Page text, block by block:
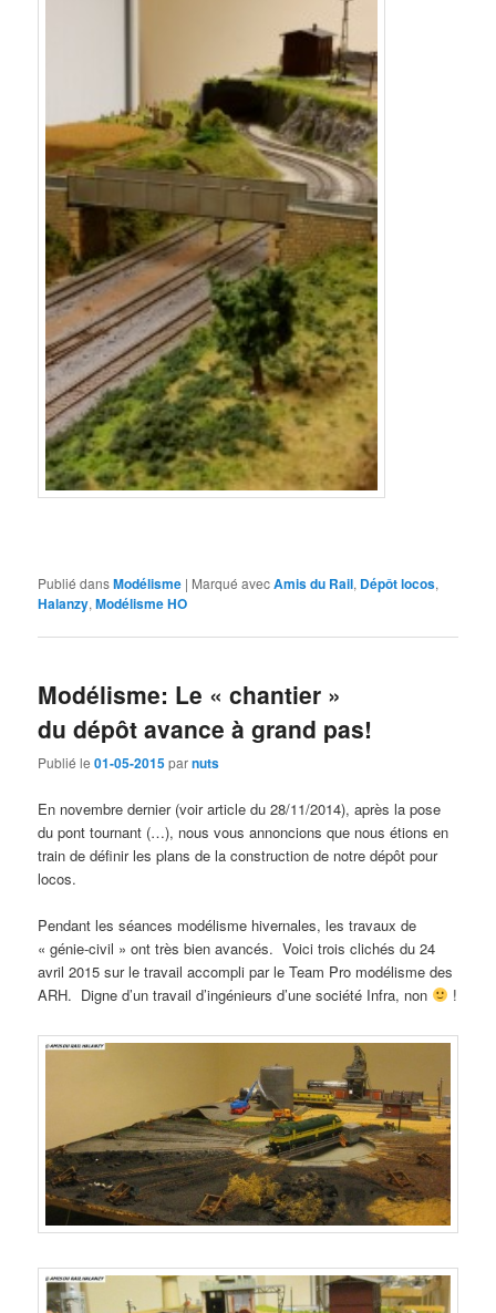
Publié dansModélisme | Marqué avecAmis du Rail, Dépôt locos,
Halanzy,Modélisme HO
Modélisme: Le « chantier »
du dépôt avance à grand pas!
Publié le01-05-2015parnuts
En novembre dernier (voir article du 28/11/2014), après la pose
du pont tournant (…), nous vous annoncions que nous étions en
train de définir les plans de la construction de notre dépôt pour
locos.
Pendant les séances modélisme hivernales, les travaux de
« génie-civil » ont très bien avancés. Voici trois clichés du 24
avril 2015 sur le travail accompli par le Team Pro modélisme des
ARH. Digne d’un travail d’ingénieurs d’une société Infra, non
!